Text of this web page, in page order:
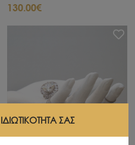
130.00€
ΣΑΣ